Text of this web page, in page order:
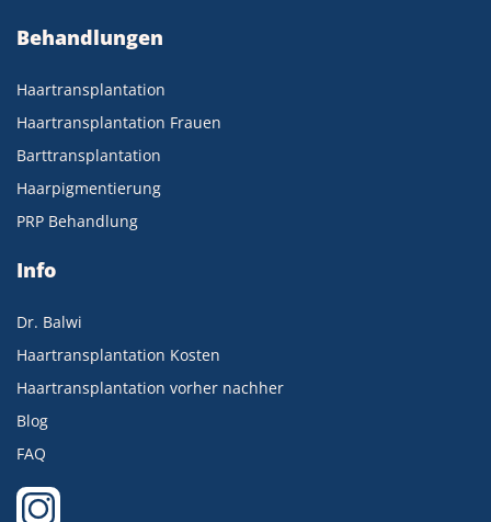
Behandlungen
Haartransplantation
Haartransplantation Frauen
Barttransplantation
Haarpigmentierung
PRP Behandlung
Info
Dr. Balwi
Haartransplantation Kosten
Haartransplantation vorher nachher
Blog
FAQ